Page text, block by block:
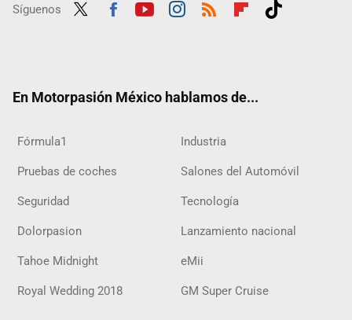
Síguenos
En Motorpasión México hablamos de...
Fórmula1 Industria
Pruebas de coches Salones del Automóvil
Seguridad Tecnología
Dolorpasion Lanzamiento nacional
Tahoe Midnight eMii
Royal Wedding 2018 GM Super Cruise